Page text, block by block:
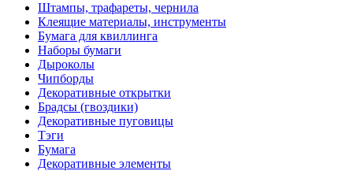
Штампы, трафареты, чернила
Клеящие материалы, инструменты
Бумага для квиллинга
Наборы бумаги
Дыроколы
Чипборды
Декоративные открытки
Брадсы (гвоздики)
Декоративные пуговицы
Тэги
Бумага
Декоративные элементы